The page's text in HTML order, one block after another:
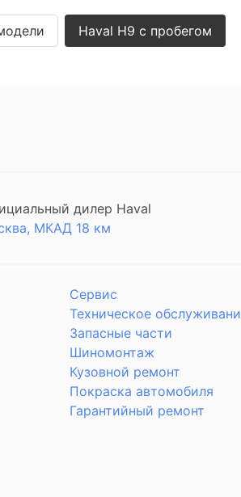
Haval H9 с пробегом
дилер Haval
МКАД 18 км
Сервис
Техническое
Запасные части
Шиномонтаж
Кузовной ремонт
Покраска автомобиля
Гарантийный ремонт